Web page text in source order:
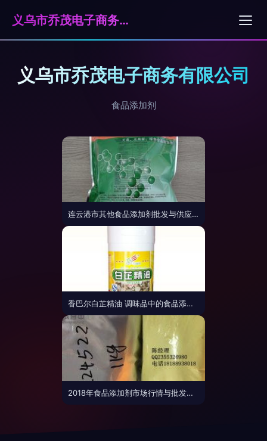
义乌市乔茂电子商务有限公司
义乌市乔茂电子商务有限公司
食品添加剂
连云港市其他食品添加剂批发与供应 优选厂家资源指南
香巴尔白芷精油 调味品中的食品添加剂革新力量
2018年食品添加剂市场行情与批发报价分析